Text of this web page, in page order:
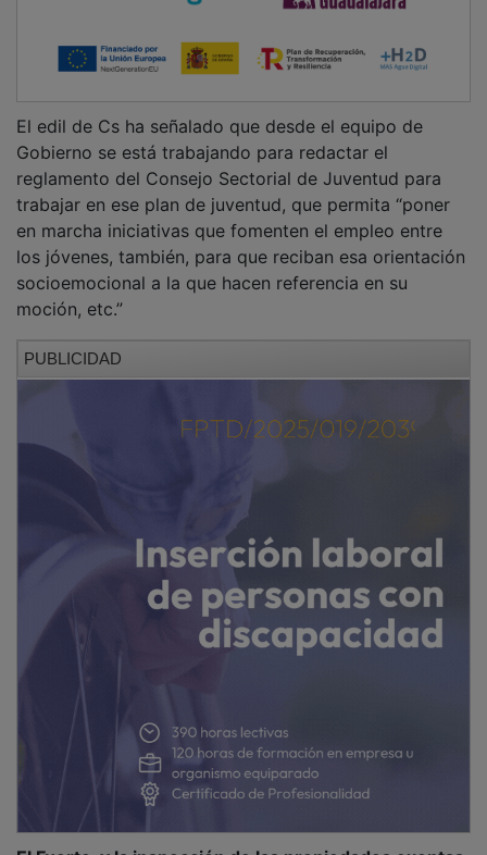
Gobierno se está trabajando para redactar el
reglamento del Consejo Sectorial de Juventud para
trabajar en ese plan de juventud, que permita “poner
en marcha iniciativas que fomenten el empleo entre
los jóvenes, también, para que reciban esa orientación
socioemocional a la que hacen referencia en su
moción, etc.”